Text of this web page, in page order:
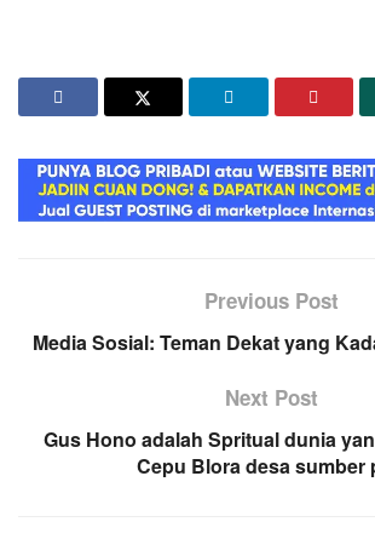
Previous Post
Media Sosial: Teman Dekat yang
Next Post
Gus Hono adalah Spritual dunia
Cepu Blora desa sumber